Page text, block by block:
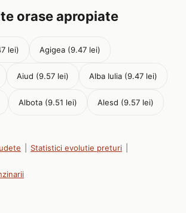
orase apropiate
lei) Agigea (9.47 lei)
Aiud (9.57 lei) Alba Iulia (9.47 lei)
Albota (9.51 lei) Alesd (9.57 lei)
Statistici evolutie preturi